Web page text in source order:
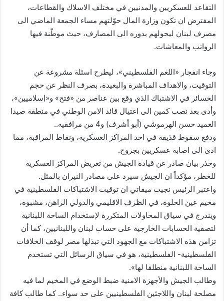
التقاعد للعسكريين والمدنيين في مختلف الاسلاك والقطاعات،
المفترض ان تكون وزارة المال حوّلتهم مساء الجمعة الماضي الى
مصرف لبنان ليحولهم بدوره الى المصارف، حيث موطّنة فيها
الرواتب والمعاشات.
وجاء انفجار «اللغم الفلسطيني»، ليطرح اسئلة مشروعة عن
التوقيت، والاهداف المباشرة والبعيدة، بصرف النظر عن حجم
الخسائر في الاشتباك الذي وقع بين عناصر من «فتح» و«إسلاميين»،
وأدى بعد نصب كمين الى اغتيال قائد الامن الوطني في منطقة صيدا
العميد حسن الهرموشي (أبو أشرف) و4 من مرافقيه..
ودفع سقوط قذيفة في احد المراكز العسكرية، ونقاط المراقبة، مما
ادى الى اصابة عسكريين بجروح.
وحذر بيان صادر عن قيادة الجيش من تعريض المراكز العسكرية
للخطر، مؤكداً ان الجيش سيرد على مصادر النيران بالمثل.
واعتبر الرئيس نجيب ميقاتي ان توقيت الاشتباكات الفلسطينية في
مخيم عين الحلوة، في الظرف الاقليمي والدولي الراهن، مشبوه،
ويندرج في سياق المحاولات المتكررة لإستخدام الساحة اللبنانية
لتصفية الحسابات الخارجية على حساب لبنان واللبنانيين، كما أن
تزامن هذه الاشتباكات مع الجهود التي تبذلها مصر لوقف الخلافات
الفلسطينية- الفلسطينية، هو في سياق الرسائل التي تستخدم
الساحة اللبنانية منطلقا لها».
وطالب الجيش والأجهزة الامنية ضبط الوضع في المخيم لما فيه
مصلحة لبنان واللاجئين الفلسطينيين على حد سواء.. كما طالب كافة